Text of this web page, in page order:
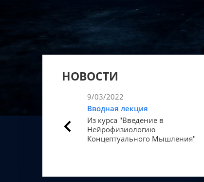
НОВОСТИ
9/03/2022
Вводная лекция
Из курса "Введение в
Нейрофизиологию
Концептуального Мышления"